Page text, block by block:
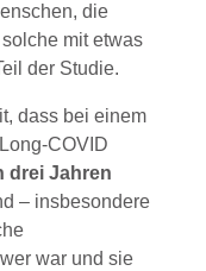
die
mit etwas
der Studie.
dass bei einem
COVID
drei Jahren
– insbesondere
war und sie